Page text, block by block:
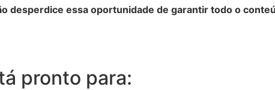
desperdice essa oportunidade de garantir todo o
pronto para: